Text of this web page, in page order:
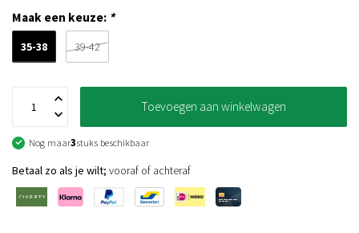
Maak een keuze: *
35-38 39-42
Toevoegen aan winkelwagen
Nog maar3stuks beschikbaar
Betaal zo als je wilt; vooraf of achteraf